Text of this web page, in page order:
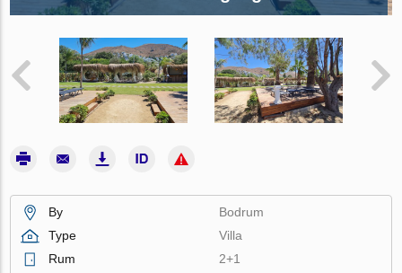
By
Bodrum
Type
Villa
Rum
2+1